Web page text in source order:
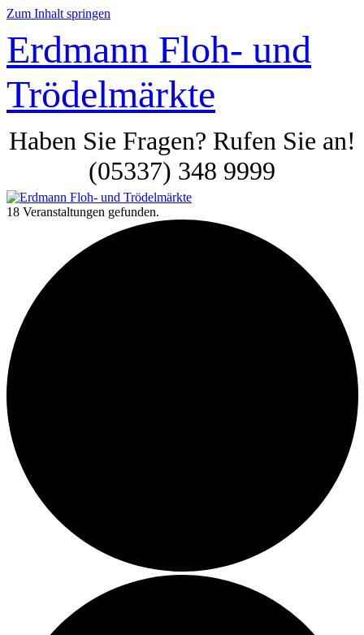
Zum Inhalt springen
Erdmann Floh- und
Trödelmärkte
Haben Sie Fragen? Rufen Sie an!
(05337) 348 9999
18 Veranstaltungen gefunden.